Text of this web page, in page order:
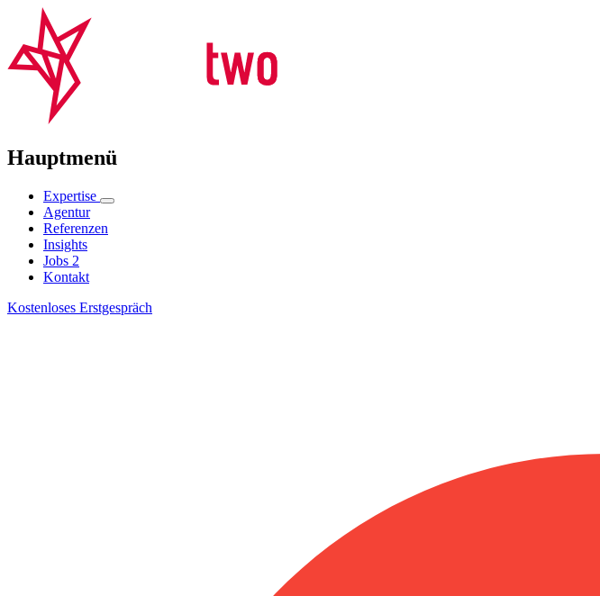
Hauptmenü
Expertise
Agentur
Referenzen
Insights
Jobs 2
Kontakt
Kostenloses Erstgespräch